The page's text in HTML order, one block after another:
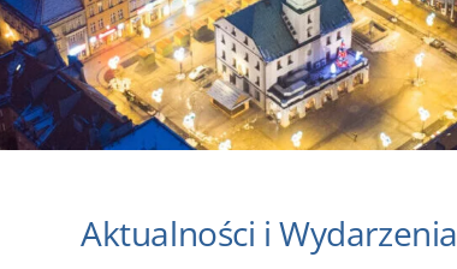
Aktualności i Wydarzenia